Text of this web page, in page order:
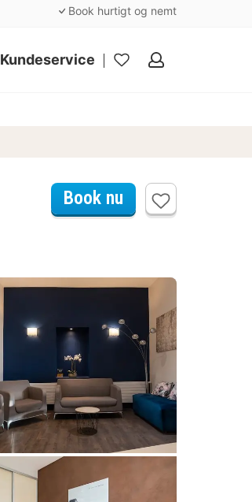
Book hurtigt og nemt
Kundeservice
Mine
Book nu